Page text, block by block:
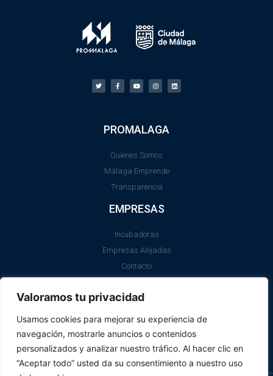
Valoramos tu privacidad
Usamos cookies para mejorar su experiencia de
navegación, mostrarle anuncios o contenidos
personalizados y analizar nuestro tráfico. Al hacer clic en
“Aceptar todo” usted da su consentimiento a nuestro uso
PROMALAGA
Quienes Somos
Málaga Emprende
Transparencia
EMPRESAS
Incubadoras
Empresas Alojadas
Contacto
Aviso Legal
Política de Cookies
SII